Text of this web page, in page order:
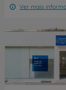
Ver mais